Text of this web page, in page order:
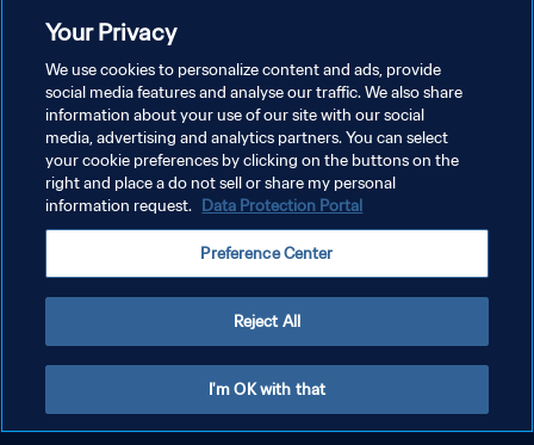
もっと見る
プライバシーポリシー
サービス利用規約
Your Privacy
We use cookies to personalize content and ads, provide
social media features and analyse our traffic. We also share
information about your use of our site with our social
media, advertising and analytics partners. You can select
your cookie preferences by clicking on the buttons on the
right and place a do not sell or share my personal
information request. Data Protection Portal
Preference Center
Reject All
I'm OK with that